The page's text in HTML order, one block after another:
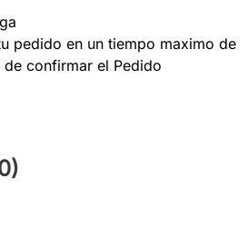
pedido en un tiempo maximo de
confirmar el Pedido